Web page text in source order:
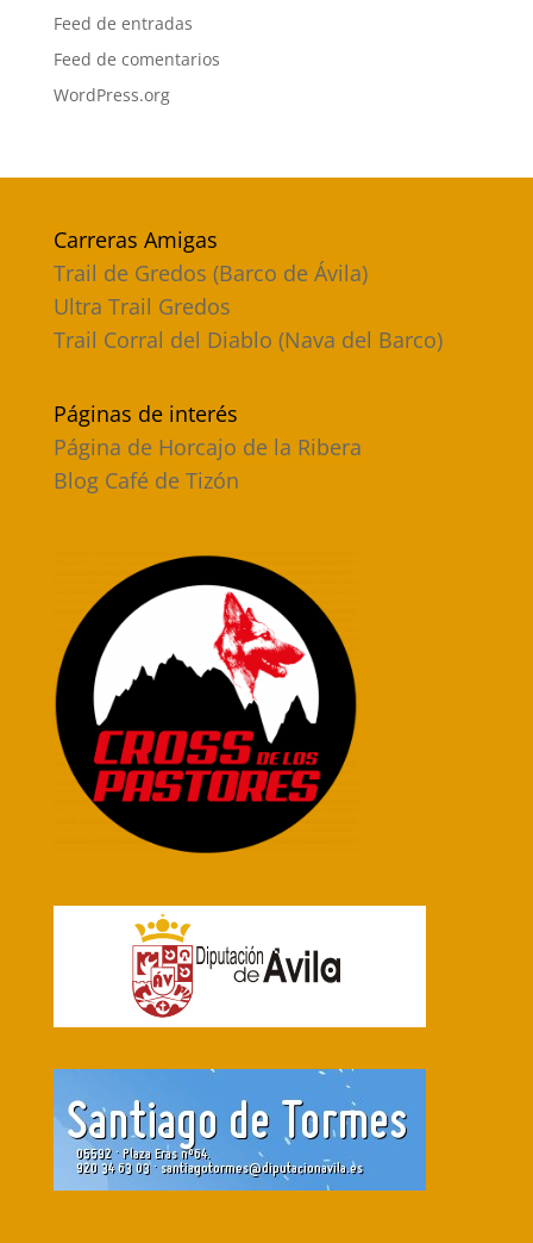
Feed de entradas
Feed de comentarios
WordPress.org
Carreras Amigas
Trail de Gredos (Barco de Ávila)
Ultra Trail Gredos
Trail Corral del Diablo (Nava del Barco)
Páginas de interés
Página de Horcajo de la Ribera
Blog Café de Tizón